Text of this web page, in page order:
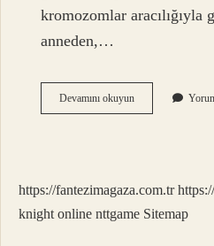
kromozomlar aracılığıyla
anneden,…
Devamını okuyunBaskın
Gen
https://fantezimagaza.com.tr
knight online nttgame Sitemap